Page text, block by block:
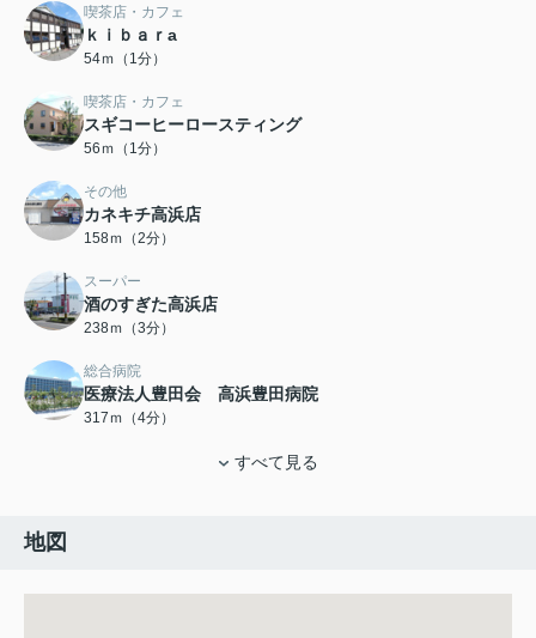
喫茶店・カフェ
ｋｉｂａｒa
54ｍ（1分）
喫茶店・カフェ
スギコーヒーロースティング
56ｍ（1分）
その他
カネキチ高浜店
158ｍ（2分）
スーパー
酒のすぎた高浜店
238ｍ（3分）
総合病院
医療法人豊田会 高浜豊田病院
317ｍ（4分）
すべて見る
地図